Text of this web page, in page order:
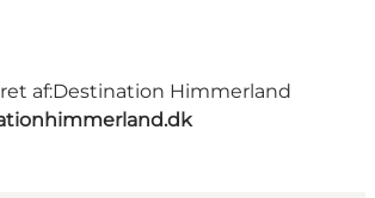
af:Destination Himmerland